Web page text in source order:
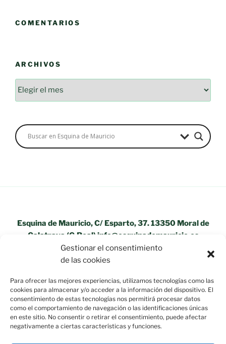
Gestionar el consentimiento
de las cookies
Para ofrecer las mejores experiencias, utilizamos tecnologías como las
cookies para almacenar y/o acceder a la información del dispositivo. El
consentimiento de estas tecnologías nos permitirá procesar datos
como el comportamiento de navegación o las identificaciones únicas
en este sitio. No consentir o retirar el consentimiento, puede afectar
negativamente a ciertas características y funciones.
COMENTARIOS
ARCHIVOS
Esquina de Mauricio, C/ Esparto, 37. 13350 Moral de
Calatrava (C.Real) info@esquinademauricio.es
«Aviso Legal»